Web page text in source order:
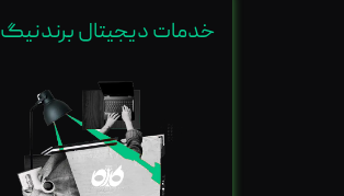
خدمات دیجیتال برندنیگ